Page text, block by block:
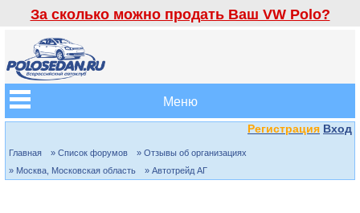
За сколько можно продать Ваш VW Polo?
Меню
Регистрация Вход
Главная » Список форумов
» Отзывы об организациях
» Москва, Московская область
» Автотрейд АГ